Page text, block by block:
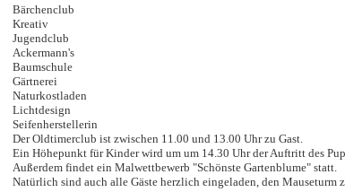
Bärchenclub
Kreativ
Jugendclub
Ackermann's
Baumschule
Gärtnerei
Naturkostladen
Lichtdesign
Seifenherstellerin
Der Oldtimerclub ist zwischen 11.00 und 13.00 Uhr zu Gast.
Ein Höhepunkt für Kinder wird um um 14.30 Uhrder Auftritt des
Außerdem findet ein Malwettbewerb "Schönste Gartenblume" statt.
Natürlich sind auch alle Gäste herzlich eingeladen, den Mauseturm